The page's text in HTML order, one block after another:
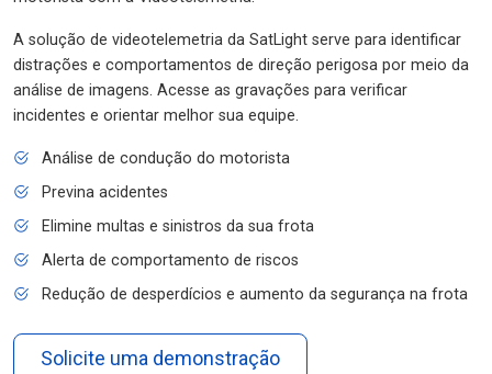
A solução de videotelemetria da SatLight serve para identificar
distrações e comportamentos de direção perigosa por meio da
análise de imagens. Acesse as gravações para verificar
incidentes e orientar melhor sua equipe.
Análise de condução do motorista
Previna acidentes
Elimine multas e sinistros da sua frota
Alerta de comportamento de riscos
Redução de desperdícios e aumento da segurança na frota
Solicite uma demonstração